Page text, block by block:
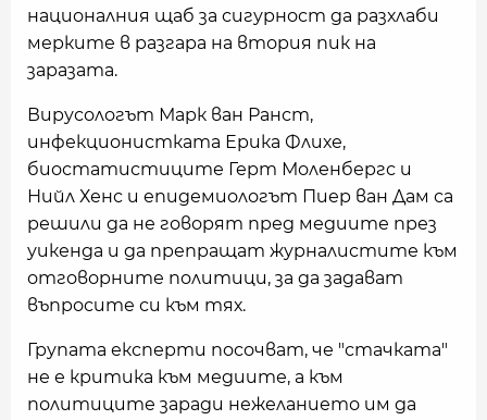
националния щаб за сигурност да разхлаби
мерките в разгара на втория пик на
заразата.
Вирусологът Марк ван Ранст,
инфекционистката Ерика Флихе,
биостатистиците Герт Моленбергс и
Нийл Хенс и епидемиологът Пиер ван Дам са
решили да не говорят пред медиите през
уикенда и да препращат журналистите към
отговорните политици, за да задават
въпросите си към тях.
Групата експерти посочват, че "стачката"
не е критика към медиите, а към
политиците заради нежеланието им да